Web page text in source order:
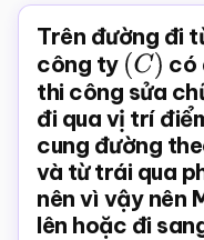
Toán,
trắc
nghiệm
Toán
online
Trên đường đi
công ty (C) có
thi công sửa
đi qua vị trí
cung đường
và từ trái qua
nên vì vậy nên
lên hoặc đi